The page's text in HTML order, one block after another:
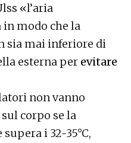
«l’aria
modo che la
sia mai inferiore di
esterna per evitare
non vanno
corpo se la
i 32-35°C,